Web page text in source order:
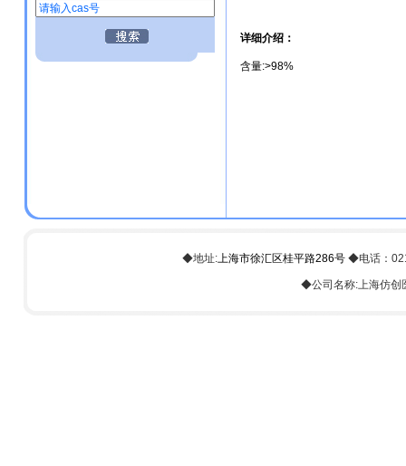
详细介绍：
含量:>98%
◆地址:上海市徐汇区桂平路286号 ◆电话：
◆公司名称:上海仿创